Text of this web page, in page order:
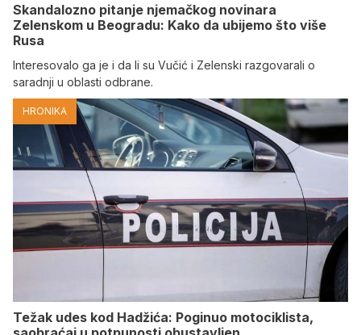
Skandalozno pitanje njemačkog novinara
Zelenskom u Beogradu: Kako da ubijemo što više
Rusa
Interesovalo ga je i da li su Vučić i Zelenski razgovarali o
saradnji u oblasti odbrane.
HRONIKA
Težak udes kod Hadžića: Poginuo motociklista,